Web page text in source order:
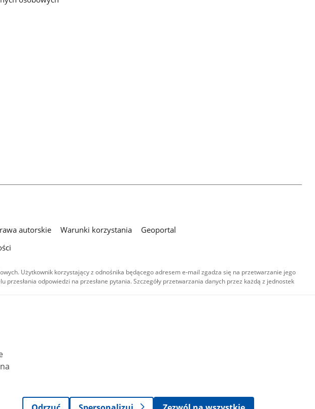
autorskie Warunki korzystania
Geoportal
Użytkownik korzystający z odnośnika będącego adresem e-mail zgadza się na przetwarzanie jego
odpowiedzi na przesłane pytania. Szczegóły przetwarzania danych przez każdą z jednostek
są
- na tych samych
materiały audio i wideo,
użycie niekomercyjne -
inaczej.